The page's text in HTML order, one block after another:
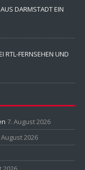
DARMSTADT EIN
RTL-FERNSEHEN UND
7. August 2026
August 2026